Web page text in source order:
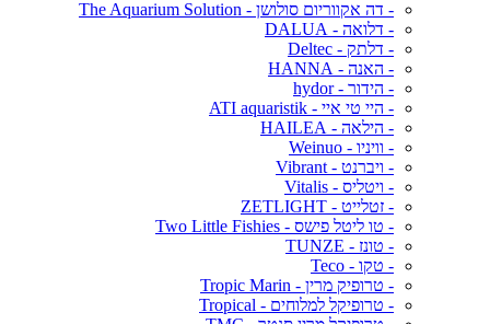
- דה אקווריום סולושן - The Aquarium Solution
- דלואה - DALUA
- דלתק - Deltec
- האנה - HANNA
- הידור - hydor
- היי טי איי - ATI aquaristik
- הילאה - HAILEA
- וויניו - Weinuo
- ויברנט - Vibrant
- ויטליס - Vitalis
- זטלייט - ZETLIGHT
- טו ליטל פישס - Two Little Fishies
- טונז - TUNZE
- טקו - Teco
- טרופיק מרין - Tropic Marin
- טרופיקל למלוחים - Tropical